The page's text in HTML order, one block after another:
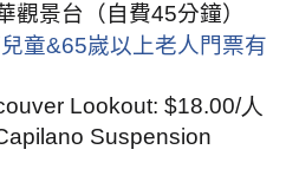
觀景台（自費45分鐘）
童&65嵗以上老人門票有
Lookout: $18.00/人
o Suspension